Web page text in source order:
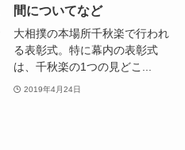
間についてなど
大相撲の本場所千秋楽で行われ
る表彰式。特に幕内の表彰式
は、千秋楽の1つの見どこ...
2019年4月24日